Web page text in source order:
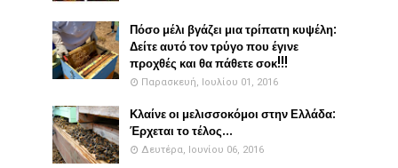
Πόσο μέλι βγάζει μια τρίπατη κυψέλη:
Δείτε αυτό τον τρύγο που έγινε
προχθές και θα πάθετε σοκ!!!
Παρασκευή, Ιουλίου 01, 2016
Κλαίνε οι μελισσοκόμοι στην Ελλάδα:
Έρχεται το τέλος...
Δευτέρα, Ιουνίου 06, 2016